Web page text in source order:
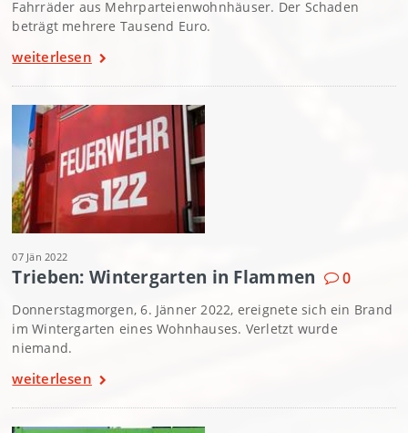
Fahrräder aus Mehrparteienwohnhäuser. Der Schaden
beträgt mehrere Tausend Euro.
weiterlesen
07 Jän 2022
Trieben: Wintergarten in Flammen 0
Donnerstagmorgen, 6. Jänner 2022, ereignete sich ein Brand
im Wintergarten eines Wohnhauses. Verletzt wurde
niemand.
weiterlesen